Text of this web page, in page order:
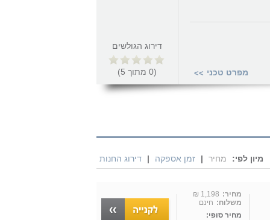
מפרט טכני >>
דירוג הגולשים
(
0 מתוך 5
)
מיון לפי: מחיר | זמן אספקה | דירוג החנות
מחיר: 1,198 ₪
משלוח: חינם
מחיר סופי: